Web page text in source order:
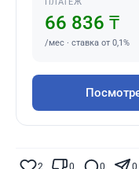
ПЛАТЁЖ
66 836 ₸
/мес · ставка от 0,1%